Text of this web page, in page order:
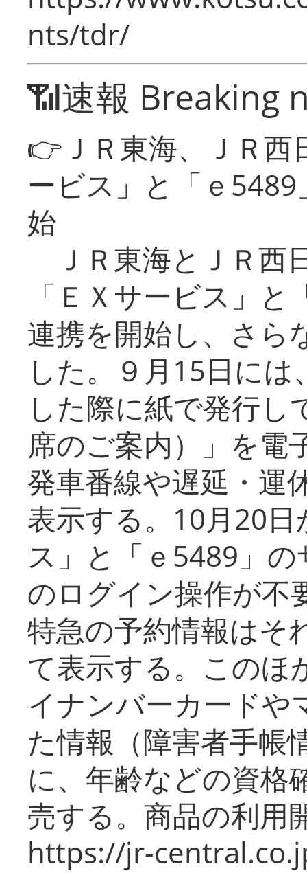
nts/tdr/
📶速報 Breaking
👉ＪＲ東海、ＪＲ
ービス」と「ｅ
始
ＪＲ東海とＪＲ西
「ＥＸサービス」
連携を開始し、さら
した。９月15日に
した際に紙で発行し
席のご案内）」を電
発車番線や遅延・運
表示する。10月20
ス」と「ｅ5489」
のログイン操作が不
特急の予約情報はそ
て表示する。このほ
イナンバーカードや
た情報（障害者手帳
に、年齢などの資格
売する。商品の利用
https://jr-